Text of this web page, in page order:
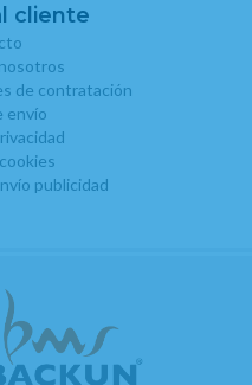
cliente
de contratación
envío
publicidad